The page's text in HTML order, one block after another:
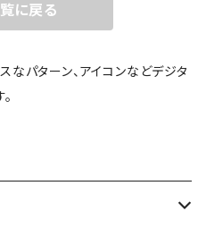
に戻る
なパターン、アイコンなどデジタ